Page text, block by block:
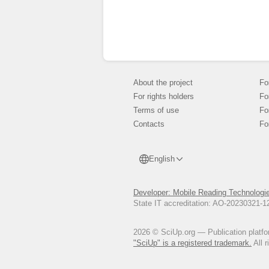
J.
D.
About the project
For rights holders
Terms of use
Contacts
English
Developer: Mobile Reading
State IT accreditation: AO-
2026 © SciUp.org — Publication
"SciUp" is a registered trademark. All